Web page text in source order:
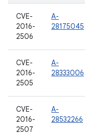
CVE-
2016-
2506
A-
28175045
CVE-
2016-
2505
A-
28333006
CVE-
2016-
2507
A-
28532266